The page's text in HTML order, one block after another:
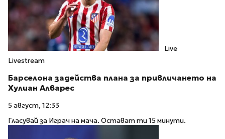
Live
Livestream
Барселона задейства плана за привличането на
Хулиан Алварес
5 август, 12:33
Гласувай за Играч на мача. Остават ти 15 минути.